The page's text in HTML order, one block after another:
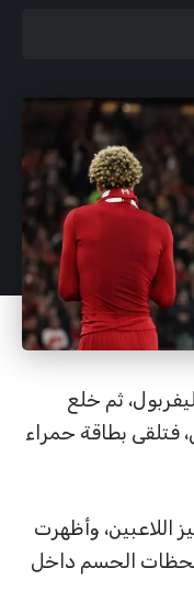
ثم خلع
فتلقى بطاقة حمراء
اللاعبين، وأظهرت
الحسم داخل